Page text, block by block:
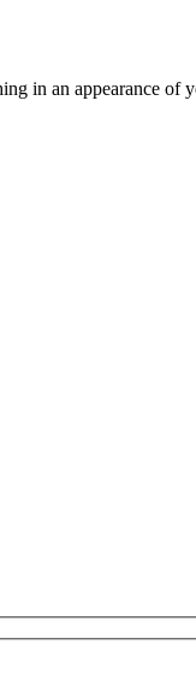
in an appearance of